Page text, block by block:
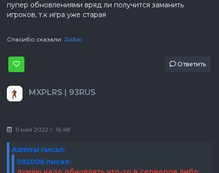
пупер обновлениями вряд ли получится заманить
игроков, т.к игра уже старая
Спасибо сказали: Zodiac
Ответить
MXPLRS | 93RUS
11 мая 2022 г, 16:48
Admiral писал:
092006 писал: